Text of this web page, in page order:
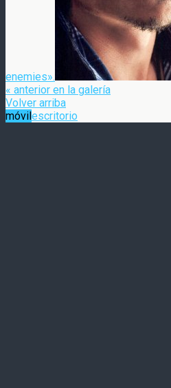
enemies».
« anterior en la galería
Volver arriba
móvilescritorio